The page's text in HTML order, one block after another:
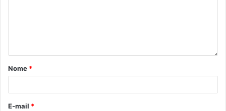
Nome *
E-mail *